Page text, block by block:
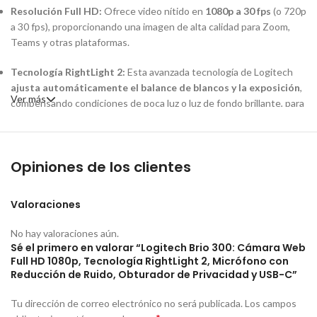
Resolución Full HD: Ofrece video nítido en 1080p a 30 fps (o 720p
a 30 fps), proporcionando una imagen de alta calidad para Zoom,
Teams y otras plataformas.
Tecnología RightLight 2: Esta avanzada tecnología de Logitech
ajusta automáticamente el balance de blancos y la exposición,
compensando condiciones de poca luz o luz de fondo brillante, para
mono que está optimizado parareducir el ruido de fondo
asegurando que tu voz se escuche con claridad durante las
dispositivos modernos gracias a su
cable USB-C fijo
Obturador de Privacidad:Incluye unatapa deslizable
cuando no estás usando la cámara, brindando seguridad y
Ver más
Opiniones de los clientes
Valoraciones
No hay valoraciones aún.
Sé el primero en valorar “Logitech Brio 300: Cámara Web
Full HD 1080p, Tecnología RightLight 2, Micrófono con
Reducción de Ruido, Obturador de Privacidad y USB-C”
Tu dirección de correo electrónico no será publicada. Los campos